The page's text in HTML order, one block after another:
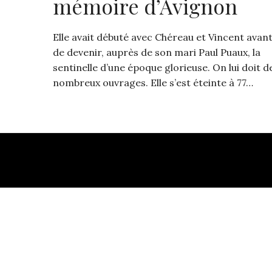
mémoire d’Avignon
Elle avait débuté avec Chéreau et Vincent avant
de devenir, auprès de son mari Paul Puaux, la
sentinelle d’une époque glorieuse. On lui doit
nombreux ouvrages. Elle s’est éteinte à 77…